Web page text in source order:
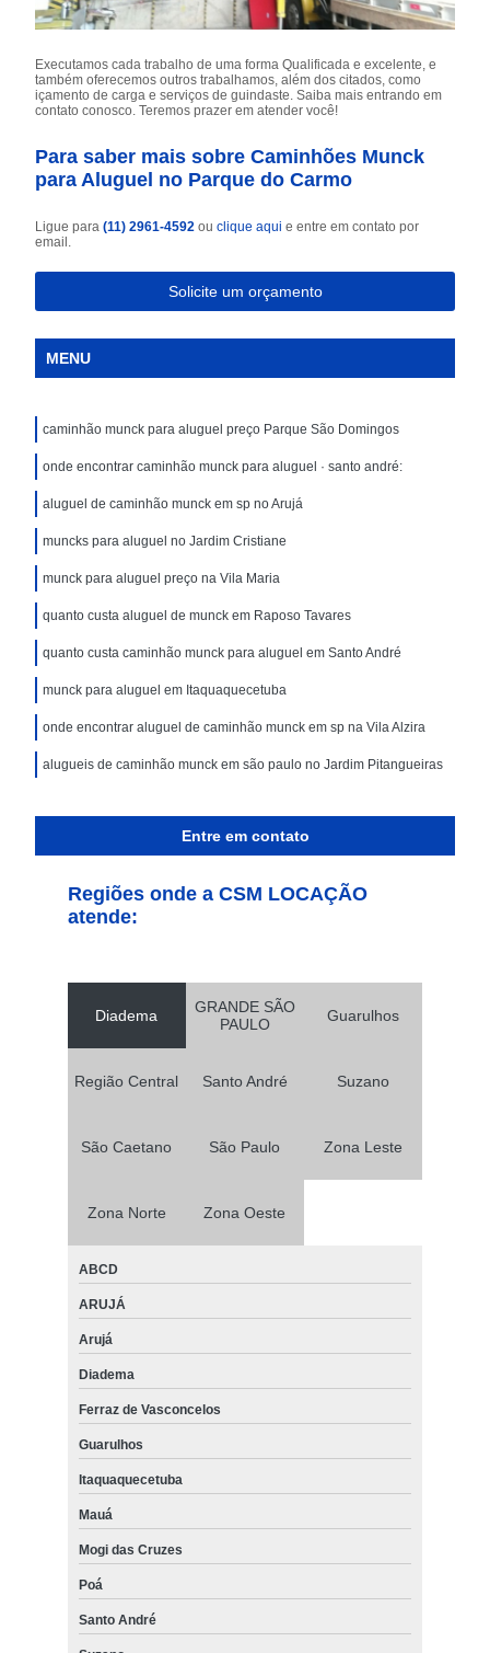
Executamos cada trabalho de uma forma Qualificada e excelente, e
também oferecemos outros trabalhamos, além dos citados, como
içamento de carga e serviços de guindaste. Saiba mais entrando em
contato conosco. Teremos prazer em atender você!
Para saber mais sobre Caminhões Munck
para Aluguel no Parque do Carmo
Ligue para(11) 2961-4592ouclique aqui e entre em contato por
email.
Solicite um orçamento
MENU
caminhão munck para aluguel preço Parque São Domingos
onde encontrar caminhão munck para aluguel · santo andré:
aluguel de caminhão munck em sp no Arujá
muncks para aluguel no Jardim Cristiane
munck para aluguel preço na Vila Maria
quanto custa aluguel de munck em Raposo Tavares
quanto custa caminhão munck para aluguel em Santo André
munck para aluguel em Itaquaquecetuba
onde encontrar aluguel de caminhão munck em sp na Vila Alzira
alugueis de caminhão munck em são paulo no Jardim Pitangueiras
Entre em contato
Regiões onde a CSM LOCAÇÃO
atende:
Diadema
GRANDE SÃO
PAULO
Guarulhos
Região Central Santo André Suzano
São Caetano São Paulo Zona Leste
Zona Norte Zona Oeste
ABCD
ARUJÁ
Arujá
Diadema
Ferraz de Vasconcelos
Guarulhos
Itaquaquecetuba
Mauá
Mogi das Cruzes
Poá
Santo André